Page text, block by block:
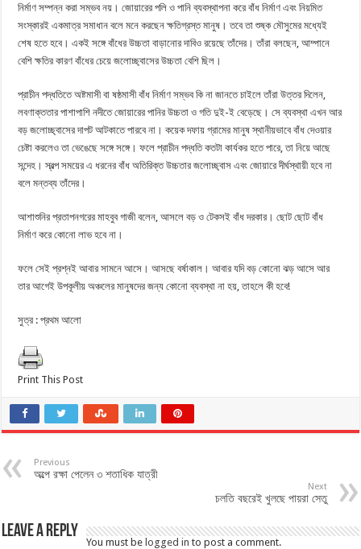
নির্মাণ সম্পন্ন করা সম্ভব নয়। জোয়ারের পলি ও পানি ব্যবস্থাপনা করে বাঁধ নির্মাণ এবং নিয়মিত
সংস্কারই একমাত্র সমাধান বলে মনে করছেন ক্ষতিগ্রস্ত মানুষ। তবে তা শুষ্ক মৌসুমের মধ্যেই
শেষ হতে হবে। একই সঙ্গে বাঁধের উচ্চতা বাড়ানোর দাবিও রয়েছে তাঁদের। তাঁরা বলছেন, আম্পানে
বেশি ক্ষতির কারণ বাঁধের চেয়ে জলোচ্ছ্বাসের উচ্চতা বেশি ছিল।
প্রাচীন পদ্ধতিতে অষ্টমাসী বা ষষ্ঠমাসী বাঁধ নির্মাণ সম্ভব কি না জানতে চাইলে তাঁরা উত্তর দিলেন,
লবণাক্ততার পাশাপাশি নদীতে জোয়ারের পানির উচ্চতা ও গতি দুই-ই বেড়েছে। সে ব্যবস্থা এখন আর
বড় জলোচ্ছ্বাসের দাপট আটকাতে পারবে না। কয়েক দফায় গ্রামের মানুষ স্থানীয়ভাবে বাঁধ দেওয়ার
চেষ্টা করলেও তা ভেঙেছে সঙ্গে সঙ্গে। ফলে প্রাচীন পদ্ধতি কতটা কার্যকর হতে পারে, তা নিয়ে আছে
সন্দেহ। স্বল্প সময়ের এ ধরনের বাঁধ অতিরিক্ত উচ্চতার জলোচ্ছ্বাস এবং জোয়ারে দীর্ঘস্থায়ী হবে না
বলে মন্তব্য তাঁদের।
আশাশুনির প্রতাপনগরের মাহবুব গাজী বলেন, আসলে বড় ও টেকসই বাঁধ দরকার। ছোট ছোট বাঁধ
নির্মাণ করে কোনো লাভ হবে না।
ফলে সেই প্রশ্নই আবার সামনে আসে। আসছে বর্ষাকাল। আবার যদি বড় কোনো ঝড় আসে আর
তার আগেই উপকূলীয় অঞ্চলের মানুষদের জন্য কোনো ব্যবস্থা না হয়, তাহলে কী হবে!
সুত্র : প্রথম আলো
Print This Post
Previous
অল্পে রক্ষা পেলেন ৩ শতাধিক যাত্রী
Next
চলতি বছরেই খুলছে পায়রা সেতু
Leave a Reply
You must be logged in to post a comment.